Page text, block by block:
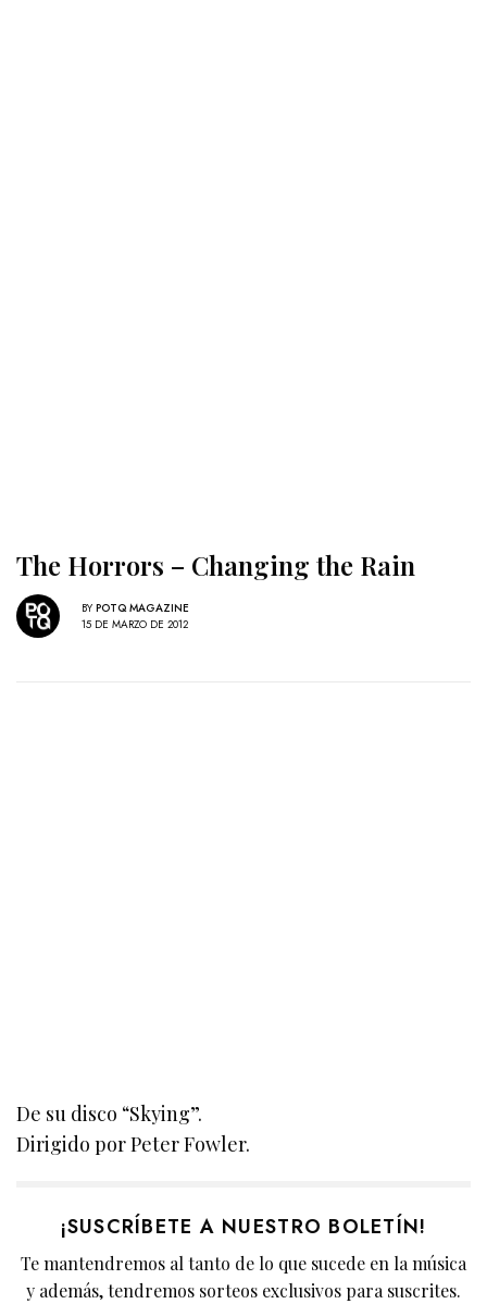
The Horrors – Changing the Rain
BY POTQ MAGAZINE
15 DE MARZO DE 2012
De su disco “Skying”.
Dirigido por Peter Fowler.
¡SUSCRÍBETE A NUESTRO BOLETÍN!
Te mantendremos al tanto de lo que sucede en la música
y además, tendremos sorteos exclusivos para suscrites.